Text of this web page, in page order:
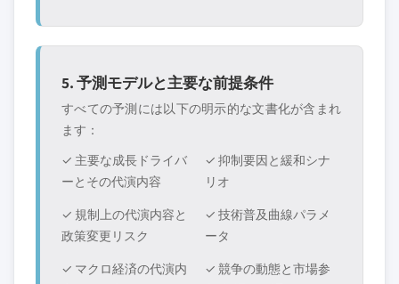
5. 予測モデルと主要な前提条件
すべての予測には以下の明示的な文書化が含まれ
ます：
✓ 主要な成長ドライバ
ーとその代演内容
✓ 抑制要因と緩和シナ
リオ
✓ 規制上の代演内容と
政策変更リスク
✓ 技術普及曲線パラメ
ータ
✓ マクロ経済の代演内
✓ 競争の動態と市場参